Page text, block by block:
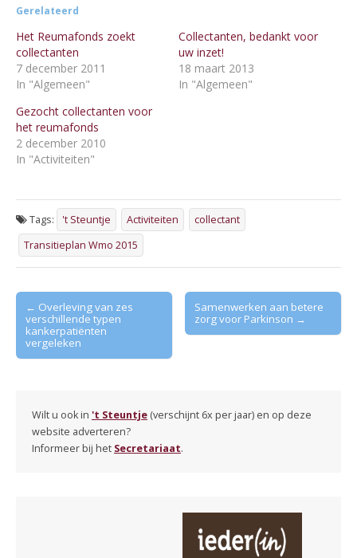
Gerelateerd
Het Reumafonds zoekt
collectanten
7 december 2011
In "Algemeen"
Collectanten, bedankt voor
uw inzet!
18 maart 2013
In "Algemeen"
Gezocht collectanten voor
het reumafonds
2 december 2010
In "Activiteiten"
Tags: 't Steuntje Activiteiten
collectant
Transitieplan Wmo 2015
Post
navigation
← Overleving van zes
verschillende typen
kankerpatiënten
vergeleken
Samenwerken aan betere
zorg voor Parkinson →
Wilt u ook in 't Steuntje (verschijnt 6x per jaar) en op deze
website adverteren?
Informeer bij het Secretariaat.